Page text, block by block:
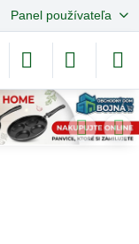
Panel používateľa